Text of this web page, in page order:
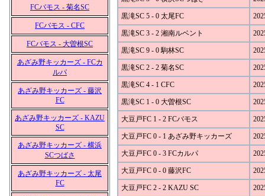
FCバモス - 菊名SC
FCバモス - CFC
FCバモス - 大曽根SC
あざみ野キッカーズ - FCカ
ルパ
あざみ野キッカーズ - 藤沢
FC
あざみ野キッカーズ - KAZU
SC
あざみ野キッカーズ - 横浜
SCつばさ
あざみ野キッカーズ - 太尾
FC
黒滝SC 5 - 0 太尾FC
黒滝SC 3 - 2 湘南ルベント
黒滝SC 9 - 0 駒林SC
黒滝SC 2 - 2 菊名SC
黒滝SC 4 - 1 CFC
黒滝SC 1 - 0 大曽根SC
大豆戸FC 1 - 2 FCバモス
大豆戸FC 0 - 1 あざみ野キッカーズ
大豆戸FC 0 - 3 FCカルパ
大豆戸FC 0 - 0 藤沢FC
大豆戸FC 2 - 2 KAZU SC